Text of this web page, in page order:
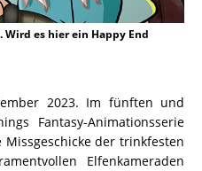
es hier ein Happy End
2023. Im fünften und
Fantasy-Animationsserie
Missgeschicke der trinkfesten
Elfenkameraden